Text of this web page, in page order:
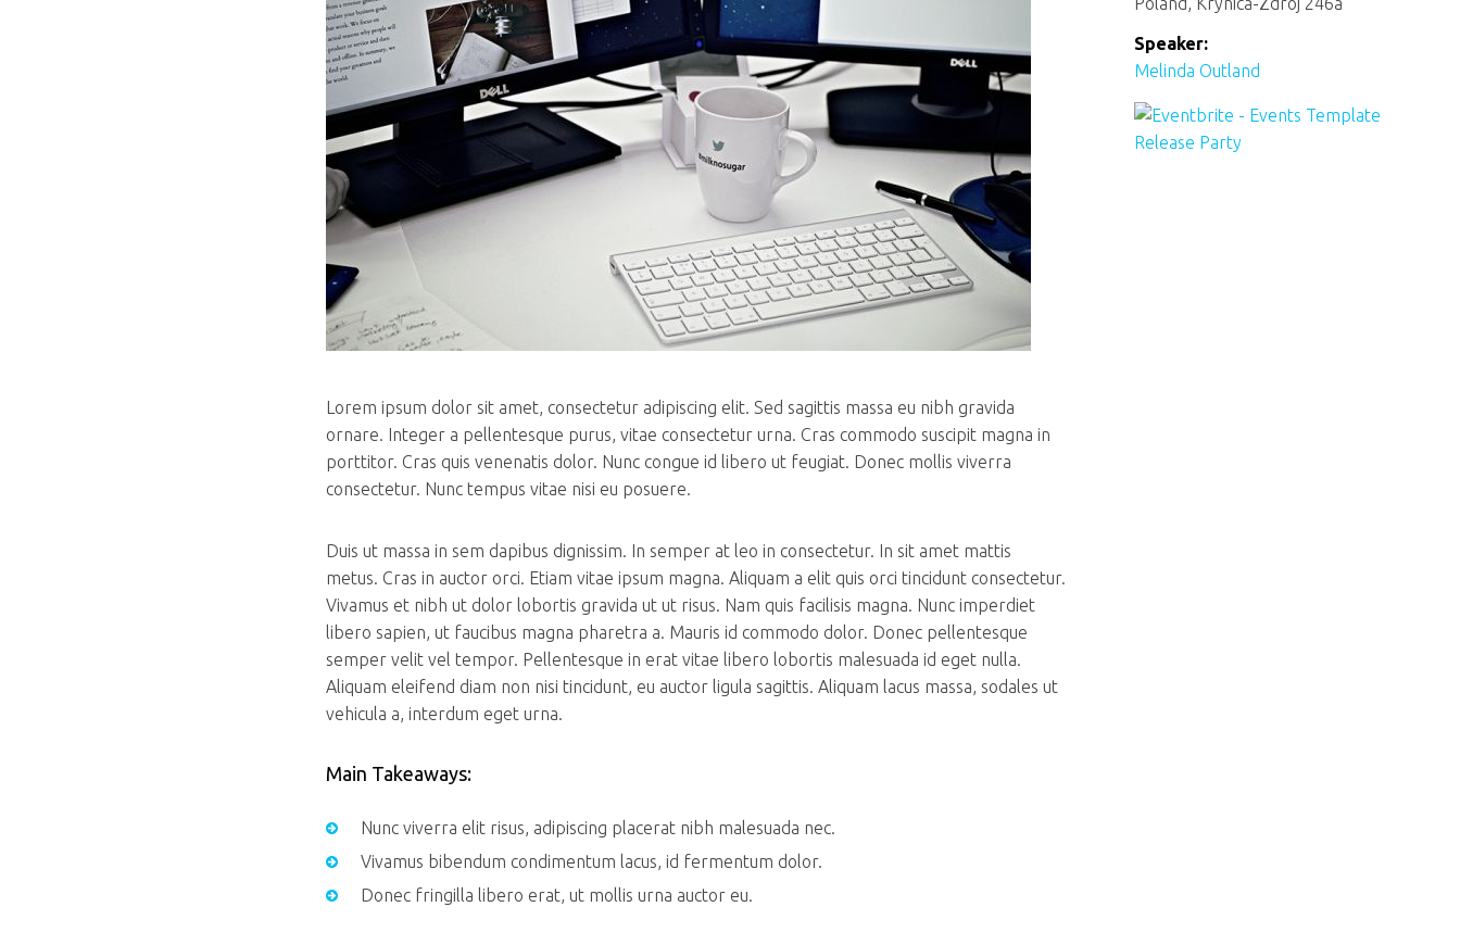
Lorem ipsum dolor sit amet, consectetur adipiscing elit. Sed sagittis massa eu nibh gravida
ornare. Integer a pellentesque purus, vitae consectetur urna. Cras commodo suscipit magna in
porttitor. Cras quis venenatis dolor. Nunc congue id libero ut feugiat. Donec mollis viverra
consectetur. Nunc tempus vitae nisi eu posuere.
Duis ut massa in sem dapibus dignissim. In semper at leo in consectetur. In sit amet mattis
metus. Cras in auctor orci. Etiam vitae ipsum magna. Aliquam a elit quis orci tincidunt consectetur.
Vivamus et nibh ut dolor lobortis gravida ut ut risus. Nam quis facilisis magna. Nunc imperdiet
libero sapien, ut faucibus magna pharetra a. Mauris id commodo dolor. Donec pellentesque
semper velit vel tempor. Pellentesque in erat vitae libero lobortis malesuada id eget nulla.
Aliquam eleifend diam non nisi tincidunt, eu auctor ligula sagittis. Aliquam lacus massa, sodales ut
vehicula a, interdum eget urna.
Main Takeaways:
Nunc viverra elit risus, adipiscing placerat nibh malesuada nec.
Vivamus bibendum condimentum lacus, id fermentum dolor.
Donec fringilla libero erat, ut mollis urna auctor eu.
Speaker:
Melinda Outland